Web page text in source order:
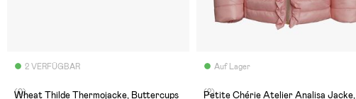
2 VERFÜGBAR
(0)
Wheat Thilde Thermojacke, Buttercups
Auf Lager
(2)
Petite Chérie Atelier Analisa Jacke,